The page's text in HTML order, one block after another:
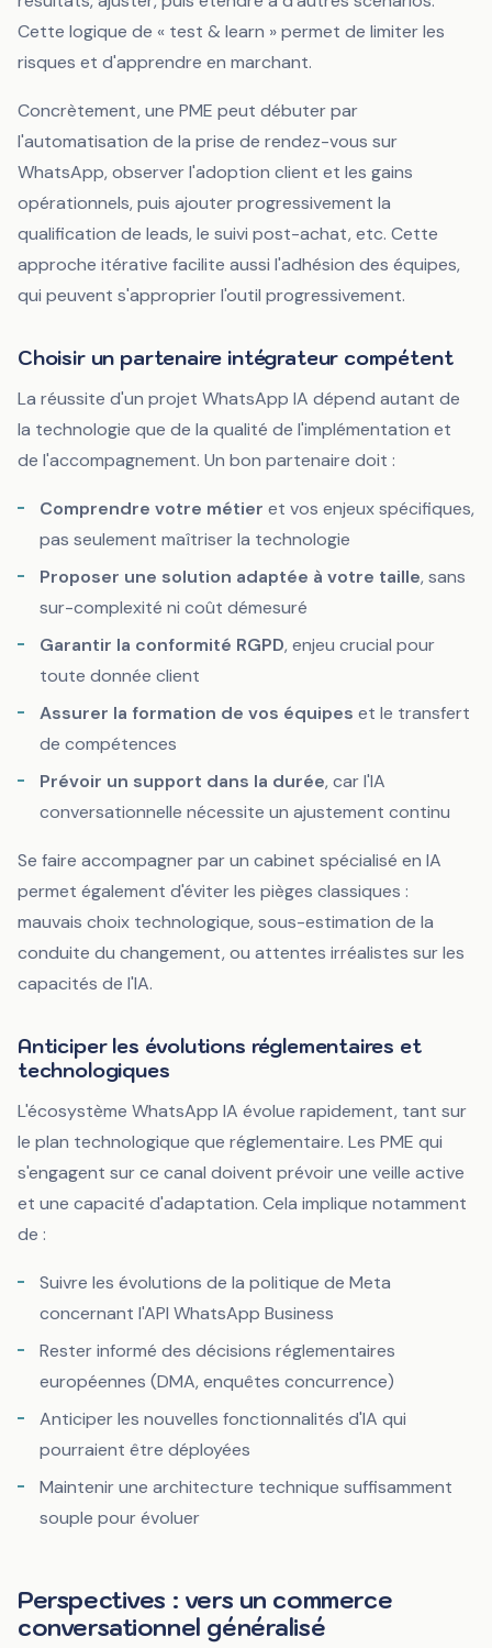
Cette logique de « test & learn » permet de limiter les
risques et d'apprendre en marchant.
Concrètement, une PME peut débuter par
l'automatisation de la prise de rendez-vous sur
WhatsApp, observer l'adoption client et les gains
opérationnels, puis ajouter progressivement la
qualification de leads, le suivi post-achat, etc. Cette
approche itérative facilite aussi l'adhésion des équipes,
qui peuvent s'approprier l'outil progressivement.
Choisir un partenaire intégrateur compétent
La réussite d'un projet WhatsApp IA dépend autant de
la technologie que de la qualité de l'implémentation et
de l'accompagnement. Un bon partenaire doit :
Comprendre votre métier et vos enjeux spécifiques,
pas seulement maîtriser la technologie
Proposer une solution adaptée à votre taille, sans
sur-complexité ni coût démesuré
Garantir la conformité RGPD, enjeu crucial pour
toute donnée client
Assurer la formation de vos équipes et le transfert
de compétences
Prévoir un support dans la durée, car l'IA
conversationnelle nécessite un ajustement continu
Se faire accompagner par un cabinet spécialisé en IA
permet également d'éviter les pièges classiques :
mauvais choix technologique, sous-estimation de la
conduite du changement, ou attentes irréalistes sur les
capacités de l'IA.
Anticiper les évolutions réglementaires et
technologiques
L'écosystème WhatsApp IA évolue rapidement, tant sur
le plan technologique que réglementaire. Les PME qui
s'engagent sur ce canal doivent prévoir une veille active
et une capacité d'adaptation. Cela implique notamment
de :
Suivre les évolutions de la politique de Meta
concernant l'API WhatsApp Business
Rester informé des décisions réglementaires
européennes (DMA, enquêtes concurrence)
Anticiper les nouvelles fonctionnalités d'IA qui
pourraient être déployées
Maintenir une architecture technique suffisamment
souple pour évoluer
Perspectives : vers un commerce
conversationnel généralisé